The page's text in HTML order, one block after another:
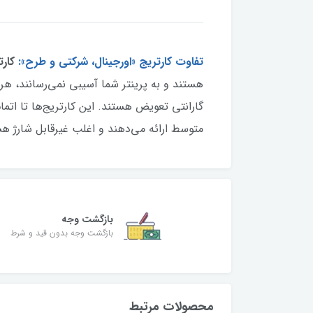
تفاوت کارتریج «اورجینال، شرکتی و طرح»:
هستند و به پرینتر شما آسیبی نمی‌رسانند،
گارانتی تعویض هستند. این کارتریج‌ها تا
متوسط ارائه می‌دهند و اغلب غیرقابل شارژ
بازگشت وجه
بازگشت وجه بدون قید و شرط
محصولات مرتبط